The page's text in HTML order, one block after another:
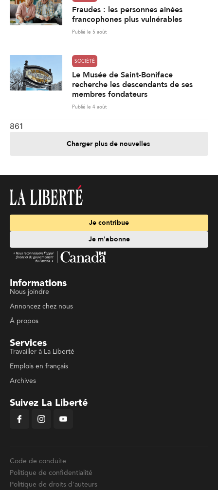
Fraudes : les personnes ainées
francophones plus vulnérables
Publié le 5 août
SOCIÉTÉ
Le Musée de Saint-Boniface
recherche les descendants de ses
membres fondateurs
Publié le 4 août
861
Charger plus de nouvelles
Je contribue
Je m'abonne
Informations
Nous joindre
Annoncez chez nous
À propos
Services
Travailler à La Liberté
Emplois en français
Archives
Suivez La Liberté
Code de conduite
Politique de confidentialité
Politique de droits d'auteurs